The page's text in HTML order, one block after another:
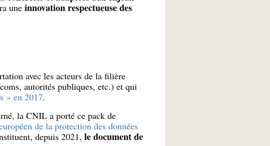
une innovation respectueuse des
avec les acteurs de la filière
autorités publiques, etc.) et qui
» en 2017.
la CNIL a porté ce pack de
de la protection des données
depuis 2021, le document de